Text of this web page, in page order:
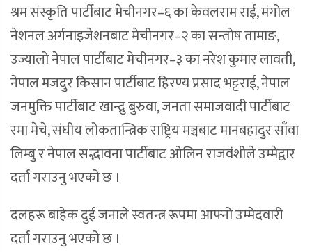
श्रम संस्कृति पार्टीबाट मेचीनगर–६ का केवलराम राई, मंगोल
नेशनल अर्गनाइजेशनबाट मेचीनगर–२ का सन्तोष तामाङ,
उज्यालो नेपाल पार्टीबाट मेचीनगर–३ का नरेश कुमार लावती,
नेपाल मजदुर किसान पार्टीबाट हिरण्य प्रसाद भट्टराई, नेपाल
जनमुक्ति पार्टीबाट खान्द्रु बुरुवा, जनता समाजवादी पार्टीबाट
रमा मेचे, संघीय लोकतान्त्रिक राष्ट्रिय मञ्चबाट मानबहादुर साँवा
लिम्बु र नेपाल सद्भावना पार्टीबाट ओलिन राजवंशीले उम्मेद्वार
दर्ता गराउनु भएको छ ।
दलहरू बाहेक दुई जनाले स्वतन्त्र रूपमा आफ्नो उम्मेदवारी
दर्ता गराउनु भएको छ ।